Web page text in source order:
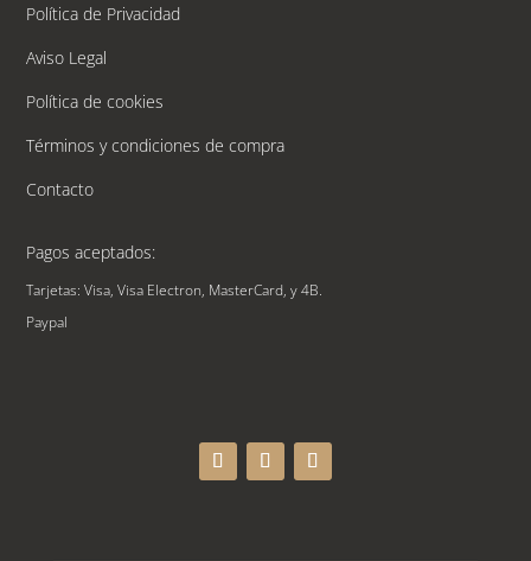
Política de Privacidad
Aviso Legal
Política de cookies
Términos y condiciones de compra
Contacto
Pagos aceptados:
Tarjetas: Visa, Visa Electron, MasterCard, y 4B.
Paypal